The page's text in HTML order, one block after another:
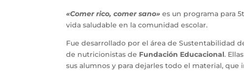
«Comer rico, comer sano» es un programa para
vida saludable en la comunidad escolar.
Fue desarrollado por el área de Sustentabilidad
de nutricionistas de Fundación Educacional.
sus alumnos y para dejarles todo el material, que